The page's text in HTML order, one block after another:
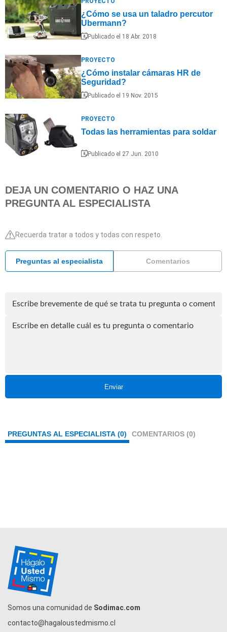
¿Cómo se usa un taladro percutor
Ubermann?
Publicado el 18 Abr. 2018
PROYECTO
¿Cómo instalar cámaras HR de
Seguridad?
Publicado el 19 Nov. 2015
PROYECTO
Todas las herramientas para soldar
Publicado el 27 Jun. 2010
DEJA UN COMENTARIO O HAZ UNA
PREGUNTA AL ESPECIALISTA
Recuerda tratar a todos y todas con respeto.
Preguntas al especialista Comentarios
Enviar
PREGUNTAS AL ESPECIALISTA (0) COMENTARIOS (0)
Somos una comunidad de Sodimac.com
contacto@hagaloustedmismo.cl